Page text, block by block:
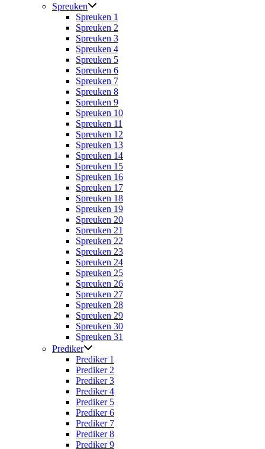
Spreuken
Spreuken 1
Spreuken 2
Spreuken 3
Spreuken 4
Spreuken 5
Spreuken 6
Spreuken 7
Spreuken 8
Spreuken 9
Spreuken 10
Spreuken 11
Spreuken 12
Spreuken 13
Spreuken 14
Spreuken 15
Spreuken 16
Spreuken 17
Spreuken 18
Spreuken 19
Spreuken 20
Spreuken 21
Spreuken 22
Spreuken 23
Spreuken 24
Spreuken 25
Spreuken 26
Spreuken 27
Spreuken 28
Spreuken 29
Spreuken 30
Spreuken 31
Prediker
Prediker 1
Prediker 2
Prediker 3
Prediker 4
Prediker 5
Prediker 6
Prediker 7
Prediker 8
Prediker 9